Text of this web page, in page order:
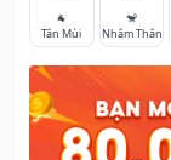
🐐
Tân Mùi
🐒
Nhâm Thân